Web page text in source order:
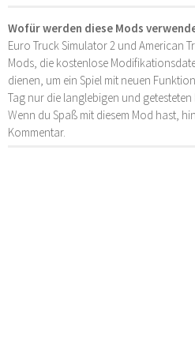
Wofür werden diese Mods
Euro Truck Simulator 2 und American
Mods, die kostenlose
dienen, um ein Spiel mit neuen
Tag nur die langlebigen und getesteten
Wenn du Spaß mit diesem Mod hast,
Kommentar.